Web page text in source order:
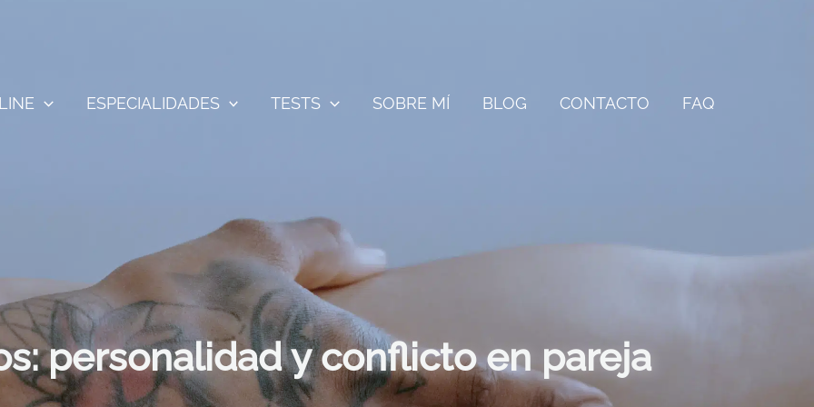
ESPECIALIDADES TESTS SOBRE MÍ BLOG CONTACTO FAQ
personalidad y conflicto en pareja